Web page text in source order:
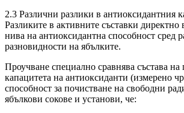
2.3 Различни разлики в антиоксидантния
Разликите в активните съставки директно
нива на антиоксидантна способност сред
разновидности на ябълките.
Проучване специално сравнява състава
капацитета на антиоксиданти (измерено
способност за почистване на свободни
ябълкови сокове и установи, че: